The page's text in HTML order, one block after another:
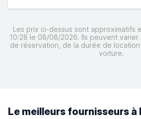
Les prix ci-dessus sont approximatifs
10:28 le 08/08/2026. Ils peuvent
de réservation, de la durée de
voiture.
Le meilleurs fournisseurs à